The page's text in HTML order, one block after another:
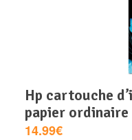
hp cartouche d’impression noir pour
papier ordinaire
14.99€